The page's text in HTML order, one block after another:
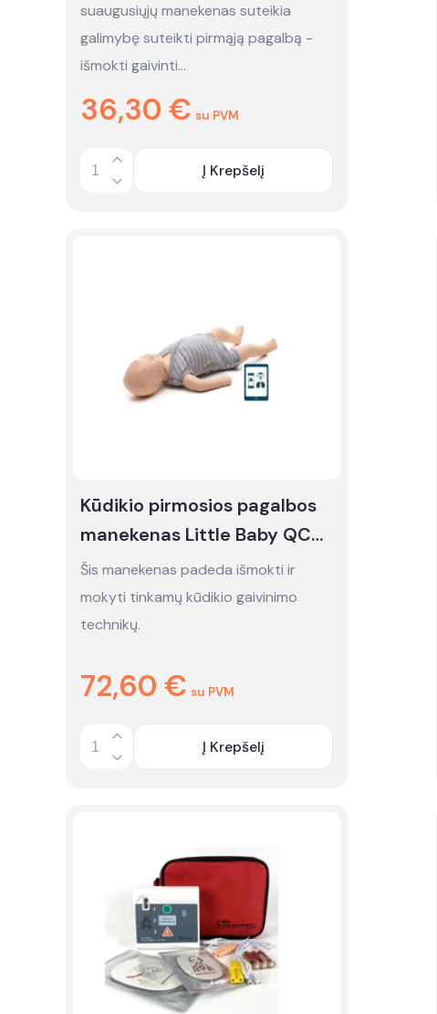
suaugusiųjų manekenas suteikia
galimybę suteikti pirmąją pagalbą -
išmokti gaivinti…
36,30 € su PVM
Quantity Į Krepšelį
Kūdikio pirmosios pagalbos
manekenas Little Baby QCPR
- nuoma
Šis manekenas padeda išmokti ir
mokyti tinkamų kūdikio gaivinimo
technikų.
72,60 € su PVM
Quantity Į Krepšelį